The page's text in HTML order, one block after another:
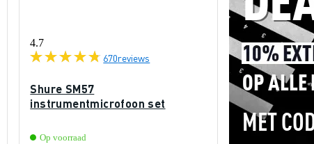
4.7
670reviews
Shure SM57
instrumentmicrofoon set
Op voorraad